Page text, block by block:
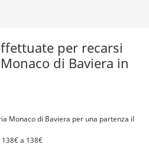
per recarsi
di Baviera in
Monaco di Baviera per una partenza il
a 138€